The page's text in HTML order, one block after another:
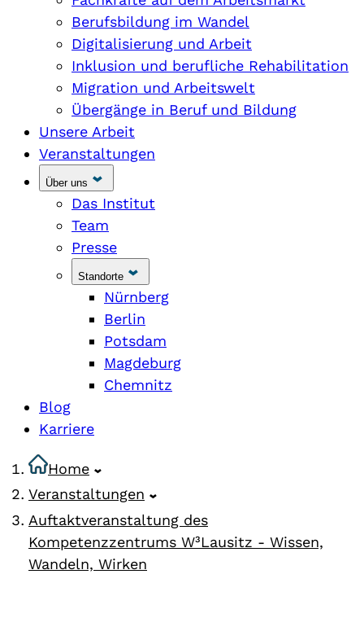
Berufsbildung im Wandel
Digitalisierung und Arbeit
Inklusion und berufliche Rehabilitation
Migration und Arbeitswelt
Übergänge in Beruf und Bildung
Unsere Arbeit
Veranstaltungen
Über uns
Das Institut
Team
Presse
Standorte
Nürnberg
Berlin
Potsdam
Magdeburg
Chemnitz
Blog
Karriere
Home
Veranstaltungen
Auftaktveranstaltung des
Kompetenzzentrums W³Lausitz - Wissen,
Wandeln, Wirken